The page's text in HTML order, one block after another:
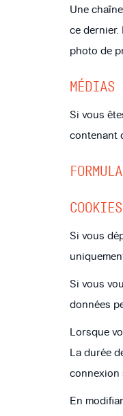
Une
ce
photo de
MÉDIAS
Si vous
contenant
COOKIES
Si vous
Si vous
données
Lorsque
La durée
connexion
En